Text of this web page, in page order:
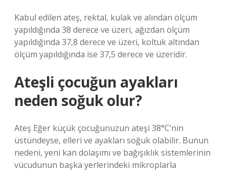
Kabul edilen ateş, rektal, kulak ve alından ölçüm
yapıldığında 38 derece ve üzeri, ağızdan ölçüm
yapıldığında 37,8 derece ve üzeri, koltuk altından
ölçüm yapıldığında ise 37,5 derece ve üzeridir.
Ateşli çocuğun ayakları
neden soğuk olur?
Ateş Eğer küçük çocuğunuzun ateşi 38°C’nin
üstündeyse, elleri ve ayakları soğuk olabilir. Bunun
nedeni, yeni kan dolaşımı ve bağışıklık sistemlerinin
vücudunun başka yerlerindeki mikroplarla